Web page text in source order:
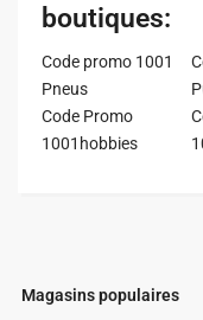
Magasins populaires
boutiques:
Code promo 1001
Pneus
Code Promo
1001hobbies